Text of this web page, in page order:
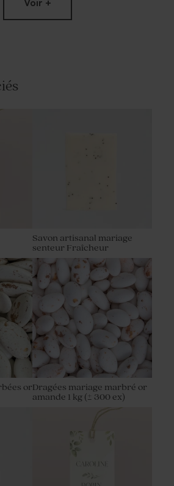
et
Étiquette mariage couronne
de fleurs hivernales
Voir +
Savon artisanal mariage
senteur Fraîcheur
orDragées mariage marbré or
amande 1 kg (± 300 ex)